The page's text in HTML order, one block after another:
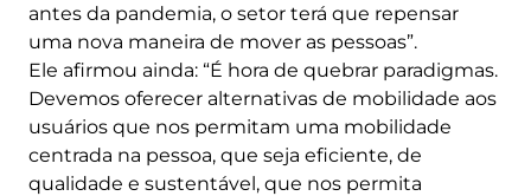
antes da pandemia, o setor terá que repensar
uma nova maneira de mover as pessoas”.
Ele afirmou ainda: “É hora de quebrar paradigmas.
Devemos oferecer alternativas de mobilidade aos
usuários que nos permitam uma mobilidade
centrada na pessoa, que seja eficiente, de
qualidade e sustentável, que nos permita